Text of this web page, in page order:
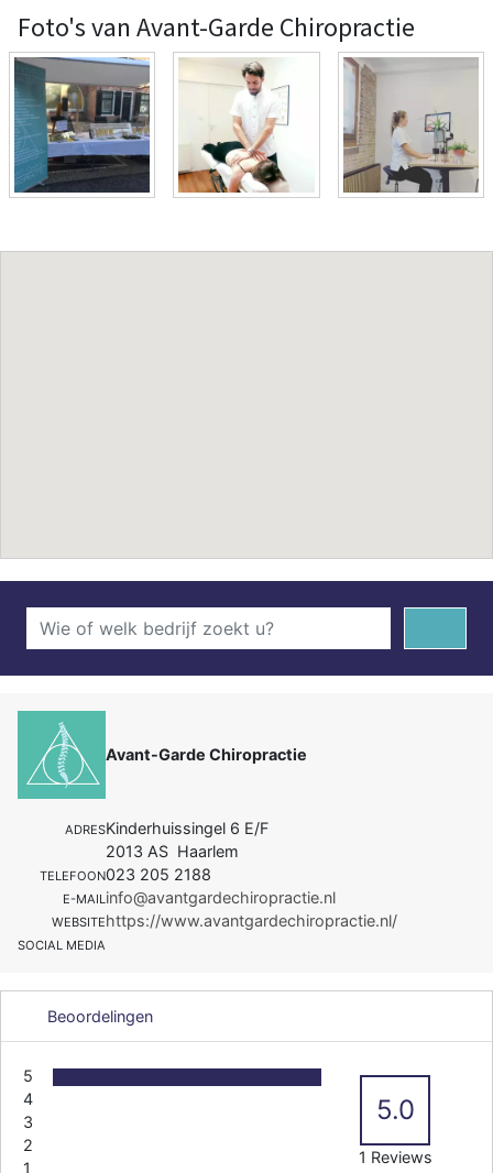
Foto's van Avant-Garde Chiropractie
Avant-Garde Chiropractie
ADRESKinderhuissingel 6 E/F
2013 AS Haarlem
TELEFOON023 205 2188
E-MAILinfo@avantgardechiropractie.nl
WEBSITEhttps://www.avantgardechiropractie.nl/
SOCIAL MEDIA
Beoordelingen
5
4
3
2
1
5.0
1 Reviews